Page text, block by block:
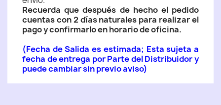
Recuerda que después de hecho el pedido
cuentas con 2 días naturales para realizar el
pago y confirmarlo en horario de oficina.
(Fecha de Salida es estimada; Esta sujeta a
fecha de entrega por Parte del Distribuidor y
puede cambiar sin previo aviso)